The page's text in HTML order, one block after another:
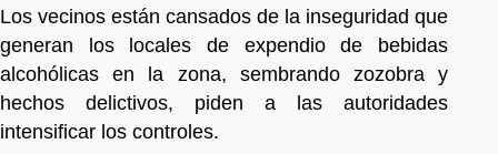
Los vecinos están cansados de la inseguridad que
generan los locales de expendio de bebidas
alcohólicas en la zona, sembrando zozobra y
hechos delictivos, piden a las autoridades
intensificar los controles.